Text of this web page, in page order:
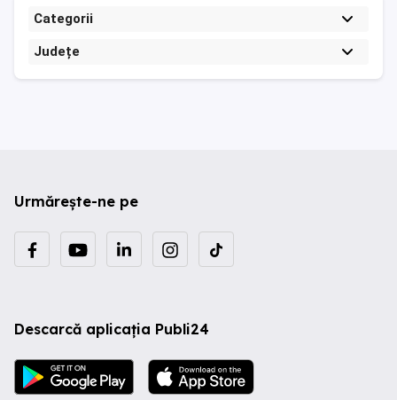
Categorii
Județe
Urmărește-ne pe
Descarcă aplicația Publi24